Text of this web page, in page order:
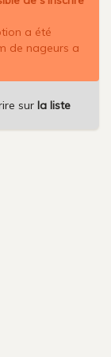
a été
de nageurs a
sur la liste